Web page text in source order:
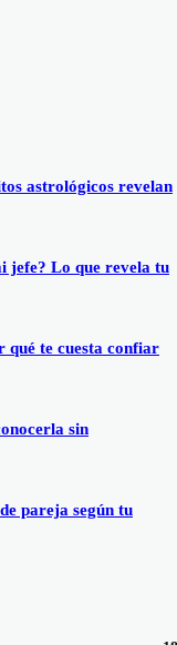
astrológicos revelan
jefe? Lo que revela tu
qué te cuesta confiar
sin
pareja según tu